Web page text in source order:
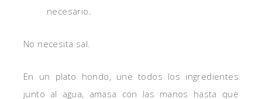
necesario.
No necesita sal.
En un plato hondo, une todos los ingredientes
junto al agua, amasa con las manos hasta que